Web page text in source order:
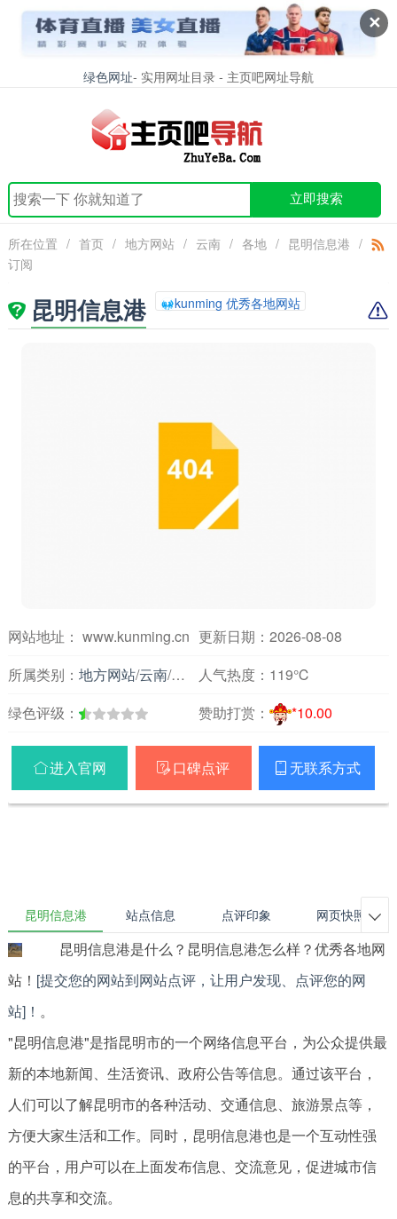
✕
绿色网址- 实用网址目录 - 主页吧网址导航
立即搜索
所在位置 / 首页 / 地方网站 / 云南 / 各地 / 昆明信息港 /
订阅
昆明信息港 kunming 优秀各地网站
网站地址： www.kunming.cn 更新日期：2026-08-08
所属类别： 地方网站/云南/各地 人气热度： 119℃
绿色评级：
赞助打赏： *10.00
进入官网  口碑点评  无联系方式
昆明信息港 站点信息 点评印象 网页快照 
昆明信息港是什么？昆明信息港怎么样？优秀各地网
站！ [提交您的网站到网站点评，让用户发现、点评您的网
站]！ 。
"昆明信息港"是指昆明市的一个网络信息平台，为公众提供最
新的本地新闻、生活资讯、政府公告等信息。通过该平台，
人们可以了解昆明市的各种活动、交通信息、旅游景点等，
方便大家生活和工作。同时，昆明信息港也是一个互动性强
的平台，用户可以在上面发布信息、交流意见，促进城市信
息的共享和交流。